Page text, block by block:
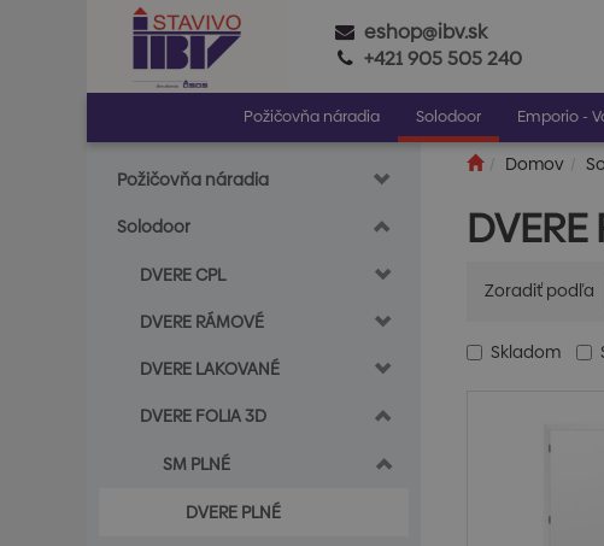
eshop@ibv.sk
+421 905 505 240
Požičovňa náradia Solodoor Emporio -
Požičovňa náradia
Solodoor
DVERE CPL
DVERE RÁMOVÉ
DVERE LAKOVANÉ
DVERE FOLIA 3D
SM PLNÉ
DVERE PLNÉ
Domov
DVERE
Zoradiť podľa
Skladom